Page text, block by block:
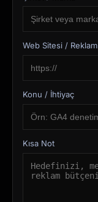
Web Sitesi / Reklam
Konu / İhtiyaç
Kısa Not